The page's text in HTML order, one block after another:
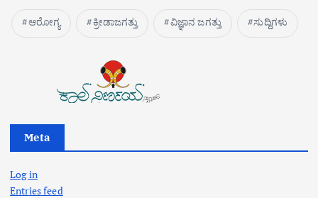
ಆರೋಗ್ಯ ಕ್ರೀಡಾಜಗತ್ತು ವಿಜ್ಞಾನ ಜಗತ್ತು ಸುದ್ದಿಗಳು
Meta
Log in
Entries feed